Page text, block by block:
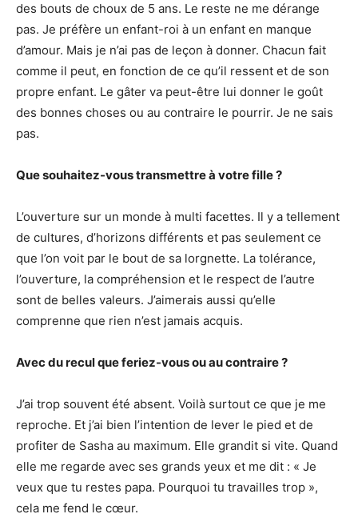
des bouts de choux de 5 ans. Le reste ne me dérange
pas. Je préfère un enfant-roi à un enfant en manque
d’amour. Mais je n’ai pas de leçon à donner. Chacun fait
comme il peut, en fonction de ce qu’il ressent et de son
propre enfant. Le gâter va peut-être lui donner le goût
des bonnes choses ou au contraire le pourrir. Je ne sais
pas.
Que souhaitez-vous transmettre à votre fille ?
L’ouverture sur un monde à multi facettes. Il y a tellement
de cultures, d’horizons différents et pas seulement ce
que l’on voit par le bout de sa lorgnette. La tolérance,
l’ouverture, la compréhension et le respect de l’autre
sont de belles valeurs. J’aimerais aussi qu’elle
comprenne que rien n’est jamais acquis.
Avec du recul que feriez-vous ou au contraire ?
J’ai trop souvent été absent. Voilà surtout ce que je me
reproche. Et j’ai bien l’intention de lever le pied et de
profiter de Sasha au maximum. Elle grandit si vite. Quand
elle me regarde avec ses grands yeux et me dit : « Je
veux que tu restes papa. Pourquoi tu travailles trop »,
cela me fend le cœur.